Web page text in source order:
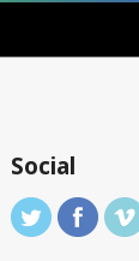
Social